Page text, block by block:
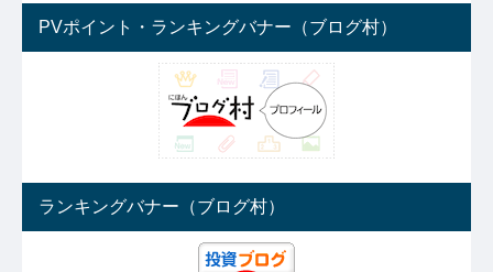
PVポイント・ランキングバナー（ブログ村）
ランキングバナー（ブログ村）